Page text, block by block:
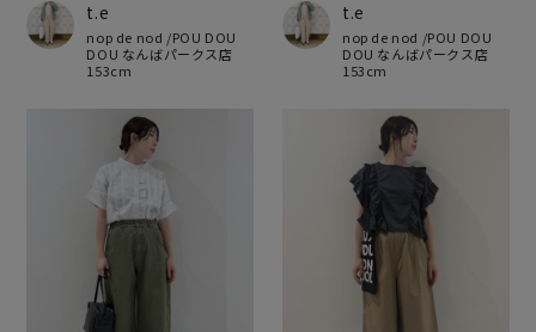
t.e
nop de nod /POU DOU
DOU なんばパークス店
153cm
t.e
nop de nod /POU DOU
DOU なんばパークス店
153cm